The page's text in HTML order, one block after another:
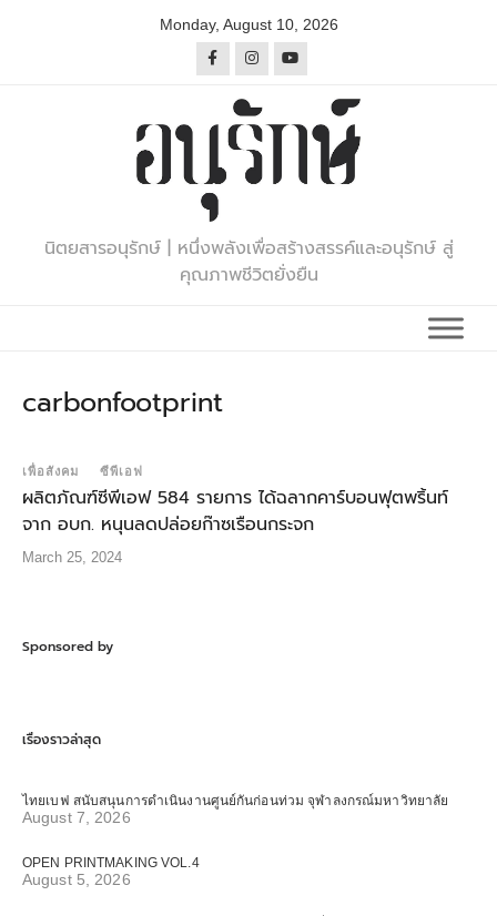
Monday, August 10, 2026
นิตยสารอนุรักษ์ | หนึ่งพลังเพื่อสร้างสรรค์และอนุรักษ์ สู่
คุณภาพชีวิตยั่งยืน
carbonfootprint
เพื่อสังคม ซีพีเอฟ
ผลิตภัณฑ์ซีพีเอฟ 584 รายการ ได้ฉลากคาร์บอนฟุตพริ้นท์
จาก อบก. หนุนลดปล่อยก๊าซเรือนกระจก
March 25, 2024
Sponsored by
เรื่องราวล่าสุด
ไทยเบฟ สนับสนุนการดำเนินงานศูนย์กันก่อนท่วม จุฬาลงกรณ์มหาวิทยาลัย
August 7, 2026
OPEN PRINTMAKING VOL.4
August 5, 2026